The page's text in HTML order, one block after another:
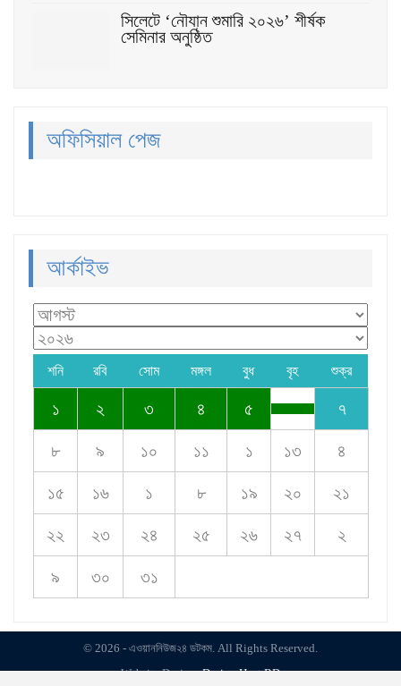
সিলেটে ‘নৌযান শুমারি ২০২৬’ শীর্ষক
সেমিনার অনুষ্ঠিত
অফিসিয়াল পেজ
আর্কাইভ
শনি রবি সোম মঙ্গল বুধ বৃহ শুক্র
১ ২ ৩ ৪ ৫ ৭
৮ ৯ ১০ ১১ ১ ১৩ ৪
১৫ ১৬ ১ ৮ ১৯ ২০ ২১
২২ ২৩ ২৪ ২৫ ২৬ ২৭ ২
৯ ৩০ ৩১
© 2026 - এওয়াননিউজ২৪ ডটকম. All Rights Reserved.
Website Design:Design Host BD